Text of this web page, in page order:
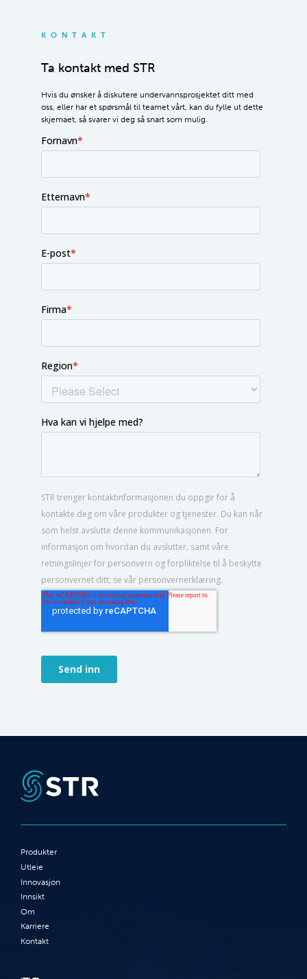
KONTAKT
Ta kontakt med STR
Hvis du ønsker å diskutere undervannsprosjektet ditt med
oss, eller har et spørsmål til teamet vårt, kan du fylle ut dette
skjemaet, så svarer vi deg så snart som mulig.
Produkter
Utleie
Innovasjon
Innsikt
Om
Karriere
Kontakt